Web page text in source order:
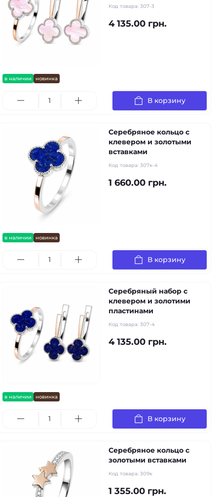
в наличии новинка
Код товара: 307-3
4 135.00 грн.
В корзину
в наличии новинка
Серебряное кольцо с
клевером и золотыми
вставками
Код товара: 307к-4
1 660.00 грн.
В корзину
в наличии новинка
Серебряный набор с
клевером и золотими
пластинами
Код товара: 307-4
4 135.00 грн.
В корзину
Серебряное кольцо с
золотыми вставками
Код товара: 309к
1 355.00 грн.